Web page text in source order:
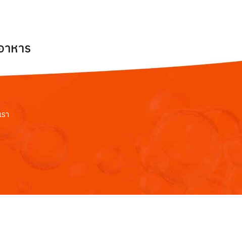
หาร
า